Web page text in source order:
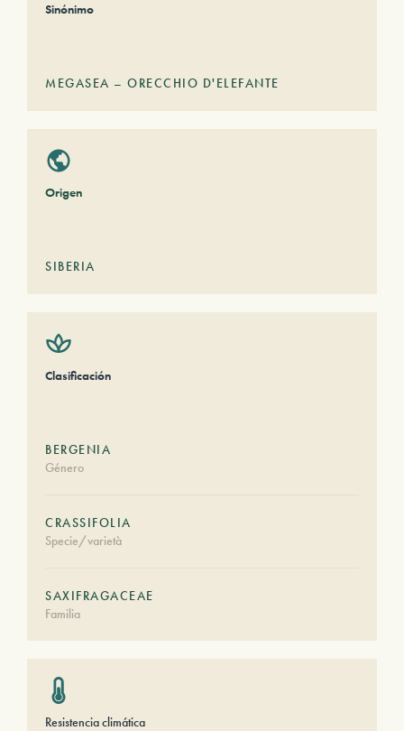
Sinónimo
MEGASEA – ORECCHIO D'ELEFANTE
Origen
SIBERIA
Clasificación
BERGENIA
Género
CRASSIFOLIA
Specie/varietà
SAXIFRAGACEAE
Familia
Resistencia climática